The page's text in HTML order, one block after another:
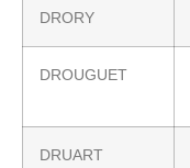
DRORY
DROUGUET
DRUART